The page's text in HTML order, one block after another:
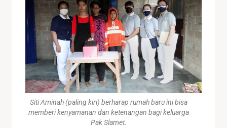
Siti Aminah (paling kiri) berharap rumah baru ini bisa
memberi kenyamanan dan ketenangan bagi keluarga
Pak Slamet.